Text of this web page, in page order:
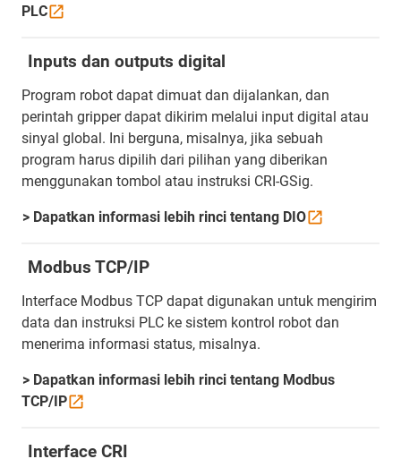
PLC
Inputs dan outputs digital
Program robot dapat dimuat dan dijalankan, dan
perintah gripper dapat dikirim melalui input digital atau
sinyal global. Ini berguna, misalnya, jika sebuah
program harus dipilih dari pilihan yang diberikan
menggunakan tombol atau instruksi CRI-GSig.
> Dapatkan informasi lebih rinci tentang DIO
Modbus TCP/IP
Interface Modbus TCP dapat digunakan untuk mengirim
data dan instruksi PLC ke sistem kontrol robot dan
menerima informasi status, misalnya.
> Dapatkan informasi lebih rinci tentang Modbus
TCP/IP
Interface CRI